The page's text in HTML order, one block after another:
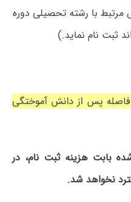
مرتبط با رشته تحصیلی دوره
ثبت نام نماید.)
پس از دانش آموختگی
بابت هزینه ثبت نام، در
نخواهد شد.